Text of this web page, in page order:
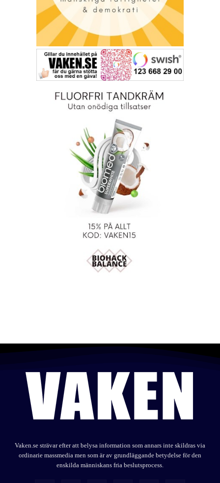
Vaken.se strävar efter att belysa information som annars inte skildras via
ordinarie massmedia men som är av grundläggande betydelse för den
enskilda människans fria beslutsprocess.